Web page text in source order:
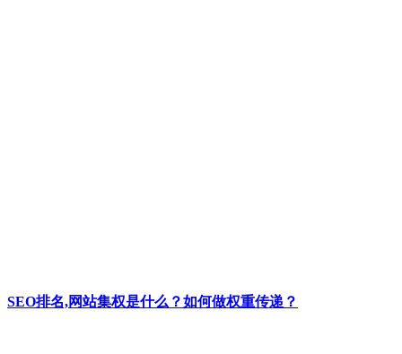
SEO排名,网站集权是什么？如何做权重传递？